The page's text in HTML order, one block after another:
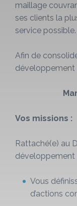
maillage
ses clients la
service possible.
Afin de
développement
Vos missions :
Rattaché(e) au
développement
Vous
d’actions